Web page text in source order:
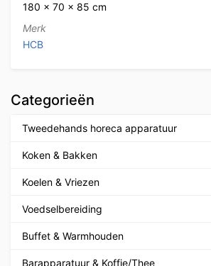
180 × 70 × 85 cm
Merk
HCB
Categorieën
Tweedehands horeca apparatuur
Koken & Bakken
Koelen & Vriezen
Voedselbereiding
Buffet & Warmhouden
Barapparatuur & Koffie/Thee